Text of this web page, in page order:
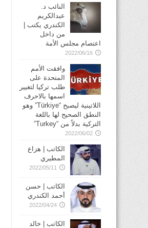
النائب د.
عبدالكريم
الكندري يكتب |
من داخل
اعتصام مجلس الأمة
2022/06/16
وافقت الأمم
المتحدة على
طلب تركيا لتغيير
اسمها بالاحرف
اللاتينية ليصبح “Türkiye” وهو
النطق الصحيح لها باللغة
التركية بدلاً من “Turkey”
2022/06/02
الكاتب | هزاع
المطيري
2022/05/11
الكاتب | حسن
أحمد الكندري
2022/04/24
الكاتب | خالد